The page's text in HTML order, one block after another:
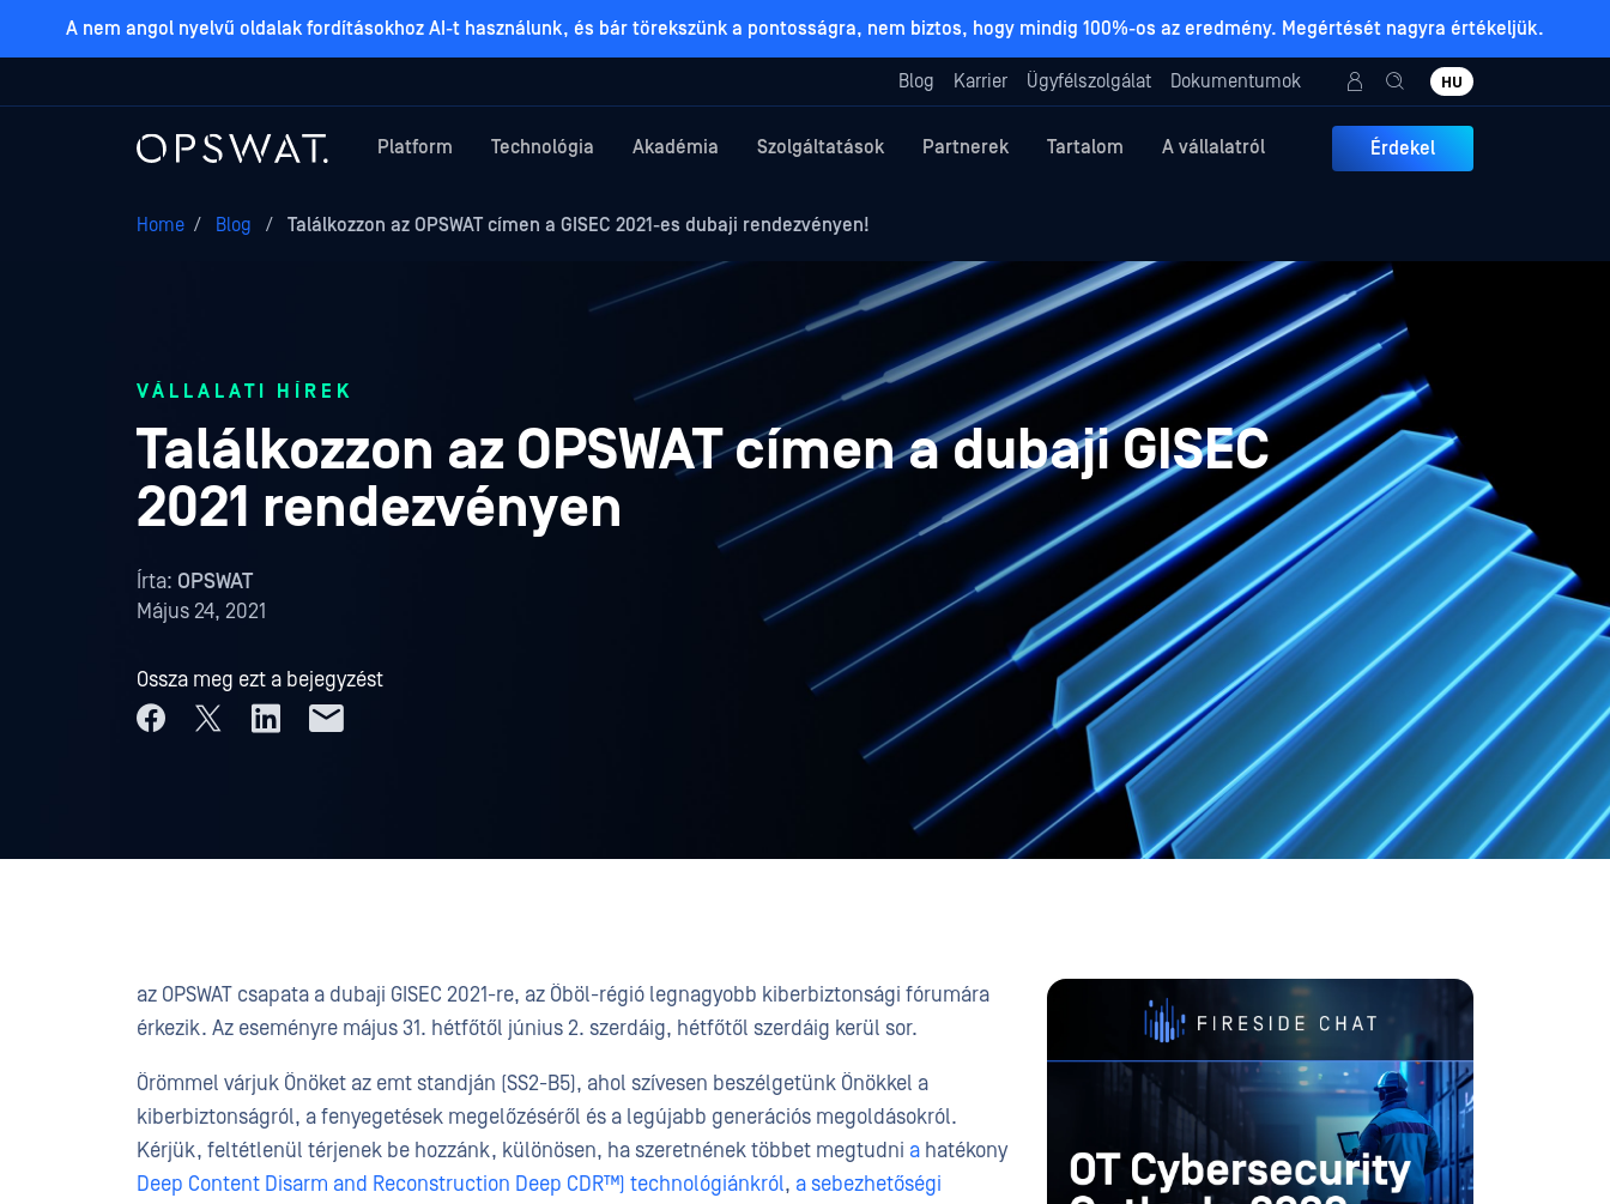
A nem angol nyelvű oldalak fordításokhoz AI-t használunk, és bár törekszünk a pontosságra, nem biztos, hogy mindig 100%-os az eredmény. Megértését nagyra értékeljük.
Blog Karrier Ügyfélszolgálat Dokumentumok HU
Platform Technológia Akadémia Szolgáltatások Partnerek Tartalom A vállalatról Érdekel
Home / Blog / Találkozzon az OPSWAT címen a GISEC 2021-es dubaji rendezvényen!
VÁLLALATI HÍREK
Találkozzon az OPSWAT címen a dubaji GISEC
2021 rendezvényen
Írta: OPSWAT
Május 24, 2021
Ossza meg ezt a bejegyzést
az OPSWAT csapata a dubaji GISEC 2021-re, az Öböl-régió legnagyobb kiberbiztonsági fórumára
érkezik. Az eseményre május 31. hétfőtől június 2. szerdáig, hétfőtől szerdáig kerül sor.
Örömmel várjuk Önöket az emt standján (SS2-B5), ahol szívesen beszélgetünk Önökkel a
kiberbiztonságról, a fenyegetések megelőzéséről és a legújabb generációs megoldásokról.
Kérjük, feltétlenül térjenek be hozzánk, különösen, ha szeretnének többet megtudni a hatékony
Deep Content Disarm and Reconstruction Deep CDR™) technológiánkról, a sebezhetőségi